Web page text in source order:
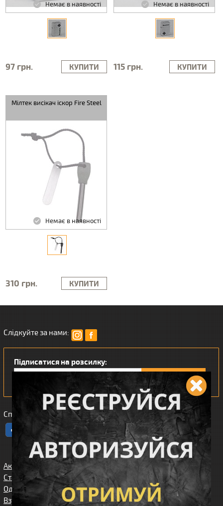
Немає в наявності
97 грн. КУПИТИ
Немає в наявності
115 грн. КУПИТИ
Мілтек висікач іскор Fire Steel
Немає в наявності
310 грн. КУПИТИ
Слідкуйте за нами:
Підписатися на розсилку:
Сподобався наш інтернет магазин?
Акції
Статті/огляди
Одяг
Взуття
Спорядження
Збройові
аксесуари
Доставка та
Про нас
Карта сайта
Угода
користувача